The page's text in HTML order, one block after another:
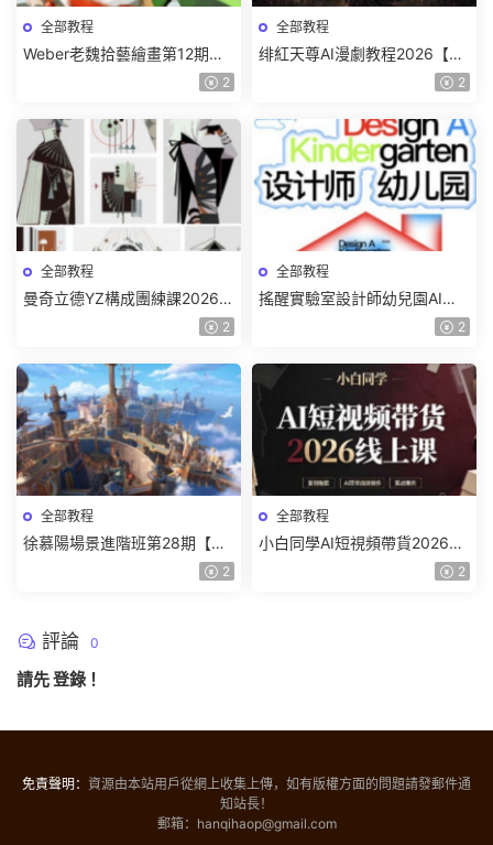
全部教程
Weber老魏拾藝繪畫第12期角
色特訓班【畫質不錯隻有視
2
全部教程
绯紅天尊AI漫劇教程2026【畫
2
全部教程
曼奇立德YZ構成團練課2026年
8月已結課【畫質高清有課件】
2
全部教程
搖醒實驗室設計師幼兒園AI軟
件基礎課2025【畫質不錯有素
2
全部教程
徐慕陽場景進階班第28期【畫
2
全部教程
小白同學AI短視頻帶貨2026線
2
評論 0
請先登錄 ！
免責聲明： 資源由本站用戶從網上收集上傳，如有版權方面的問題請發郵件通
知站長！
郵箱：hanqihaop@gmail.com